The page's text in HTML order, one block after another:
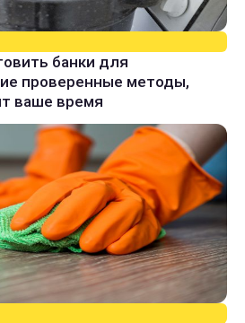
банки для
проверенные методы,
ваше время